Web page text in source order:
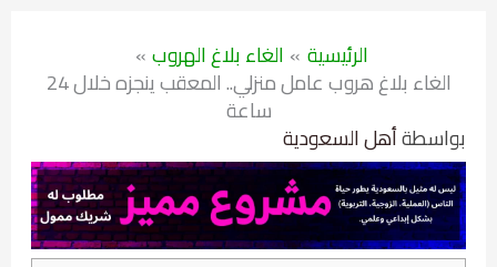
الرئيسية الغاء بلاغ الهروب
الغاء بلاغ هروب عامل منزلي.. المعقب ينجزه خلال 24
ساعة
بواسطةأهل السعودية